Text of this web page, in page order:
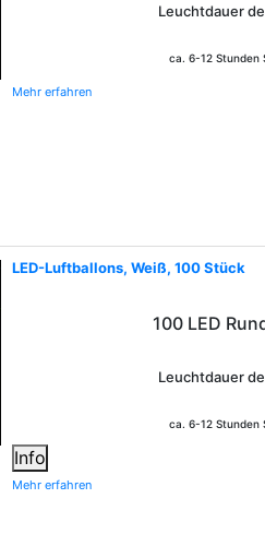
Leuchtdauer
ca. 6-12 Stunden
Mehr erfahren
LED-Luftballons, Weiß, 100 Stück
100 LED
Leuchtdauer
ca. 6-12 Stunden
Info
Mehr erfahren